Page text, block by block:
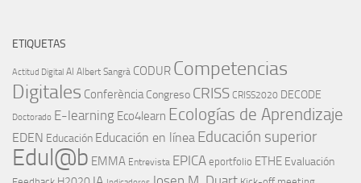
ETIQUETAS
Actitud Digital AI Albert Sangrà CODUR Competencias
Digitales Conferència Congreso CRISS CRISS2020 DECODE
Doctorado E-learning Eco4learn Ecologías de Aprendizaje
EDEN Educación Educación en línea Educación superior
Edul@b EMMA Entrevista EPICA eportfolio ETHE Evaluación